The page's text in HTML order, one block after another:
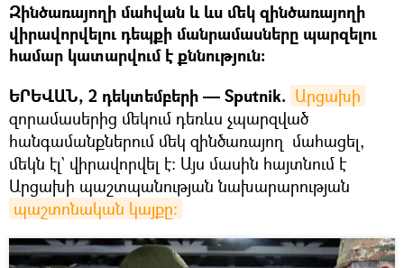
Զինծառայողի մահվան և ևս մեկ զինծառայողի
վիրավորվելու դեպքի մանրամասները պարզելու
համար կատարվում է քննություն:
ԵՐԵՎԱՆ, 2 դեկտեմբերի — Sputnik. Արցախի
զորամասերից մեկում դեռևս չպարզված
հանգամանքներում մեկ զինծառայող մահացել,
մեկն էլ` վիրավորվել է։ Այս մասին հայտնում է
Արցախի պաշտպանության նախարարության
պաշտոնական կայքը։